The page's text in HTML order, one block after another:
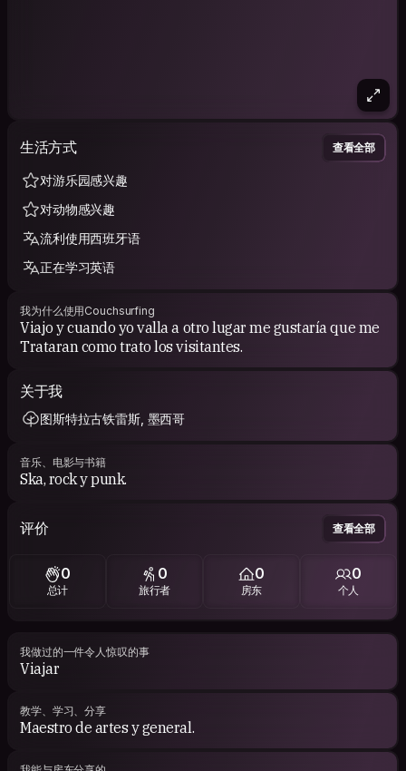
生活方式 查看全部
对游乐园感兴趣
对动物感兴趣
流利使用西班牙语
正在学习英语
我为什么使用Couchsurfing
Viajo y cuando yo valla a otro lugar me gustaría que me
Trataran como trato los visitantes.
关于我
图斯特拉古铁雷斯, 墨西哥
音乐、电影与书籍
Ska, rock y punk.
评价 查看全部
0
总计
0
旅行者
0
房东
0
个人
我做过的一件令人惊叹的事
Viajar
教学、学习、分享
Maestro de artes y general.